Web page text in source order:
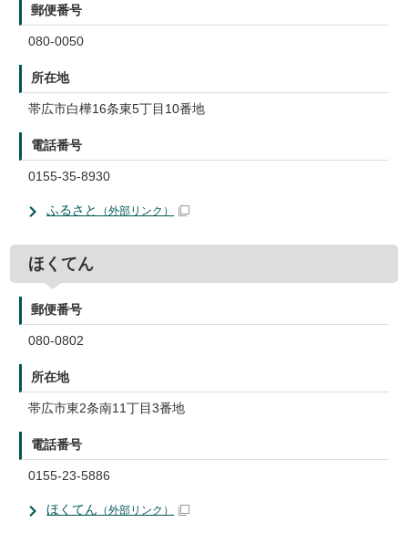
郵便番号
080-0050
所在地
帯広市白樺16条東5丁目10番地
電話番号
0155-35-8930
ふるさと （外部リンク）
ほくてん
郵便番号
080-0802
所在地
帯広市東2条南11丁目3番地
電話番号
0155-23-5886
ほくてん （外部リンク）